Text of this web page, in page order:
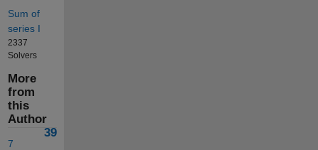
Sum of
series I
2337
Solvers
More
from
this
Author
39
7